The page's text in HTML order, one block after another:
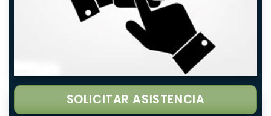
SOLICITAR ASISTENCIA